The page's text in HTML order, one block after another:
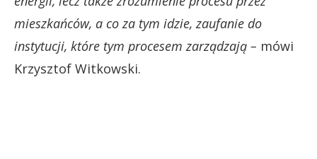
mieszkańców, a co za tym idzie, zaufanie do
instytucji, które tym procesem zarządzają – mówi
Krzysztof Witkowski.